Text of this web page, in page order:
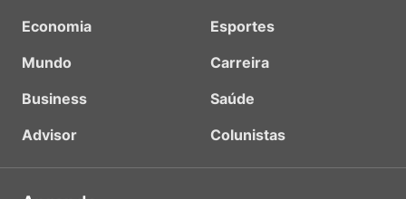
Economia
Mundo
Business
Advisor
Esportes
Carreira
Saúde
Colunistas